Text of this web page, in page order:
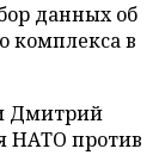
данных об
комплекса в
Дмитрий
НАТО против